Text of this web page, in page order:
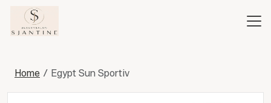
Home Egypt Sun Sportiv